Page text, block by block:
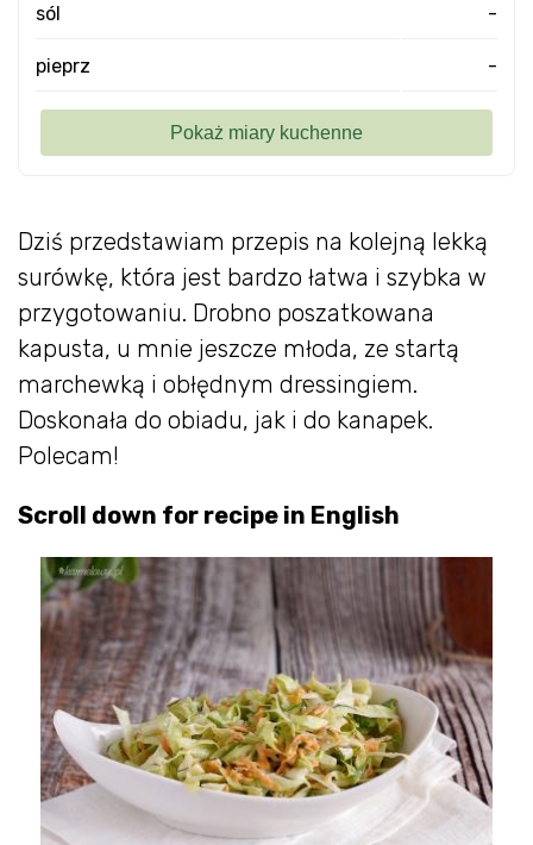
Dziś przedstawiam przepis na kolejną lekką
surówkę, która jest bardzo łatwa i szybka w
przygotowaniu. Drobno poszatkowana
kapusta, u mnie jeszcze młoda, ze startą
marchewką i obłędnym dressingiem.
Doskonała do obiadu, jak i do kanapek.
Polecam!
Scroll down for recipe in English
sól -
pieprz -